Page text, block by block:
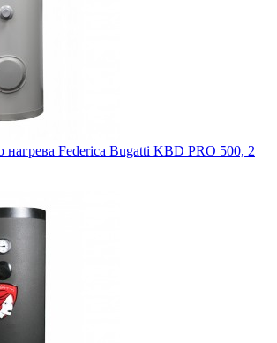
нагрева Federica Bugatti KBD PRO 500, 2